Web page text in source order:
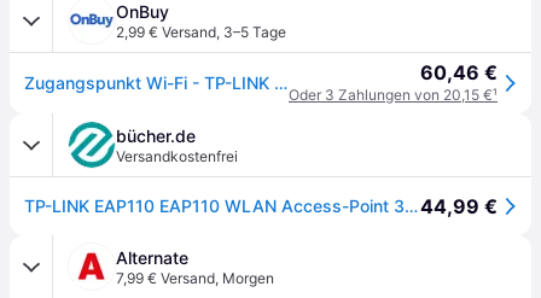
OnBuy
2,99 € Versand, 3–5 Tage
Zugangspunkt Wi-Fi - TP-LINK - EAP110 - 300 Mbps - PoE - Deckenmontage 60,46 €
Oder 3 Zahlungen von 20,15 €¹
bücher.de
Versandkostenfrei
TP-LINK EAP110 EAP110 WLAN Access-Point 300 MBit/s 2.4 GHz44,99 €
Alternate
7,99 € Versand, Morgen